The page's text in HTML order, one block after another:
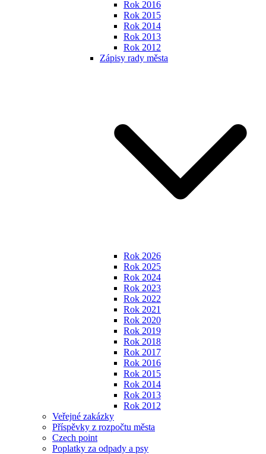
Rok 2016
Rok 2015
Rok 2014
Rok 2013
Rok 2012
Zápisy rady města
Rok 2026
Rok 2025
Rok 2024
Rok 2023
Rok 2022
Rok 2021
Rok 2020
Rok 2019
Rok 2018
Rok 2017
Rok 2016
Rok 2015
Rok 2014
Rok 2013
Rok 2012
Veřejné zakázky
Příspěvky z rozpočtu města
Czech point
Poplatky za odpady a psy